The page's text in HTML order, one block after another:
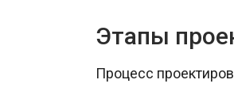
Этапы
Процесс